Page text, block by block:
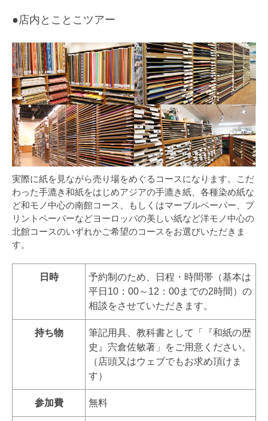
●店内とことこツアー
実際に紙を見ながら売り場をめぐるコースになります。こだ
わった手漉き和紙をはじめアジアの手漉き紙、各種染め紙な
ど和モノ中心の南館コース、もしくはマーブルペーパー、プ
リントペーパーなどヨーロッパの美しい紙など洋モノ中心の
北館コースのいずれかご希望のコースをお選びいただきま
す。
日時
予約制のため、日程・時間帯（基本は
平日10：00～12：00までの2時間）の
相談をさせていただきます。
持ち物
筆記用具、教科書として「『和紙の歴
史』宍倉佐敏著」をご用意ください。
（店頭又はウェブでもお求め頂けま
す）
参加費 無料